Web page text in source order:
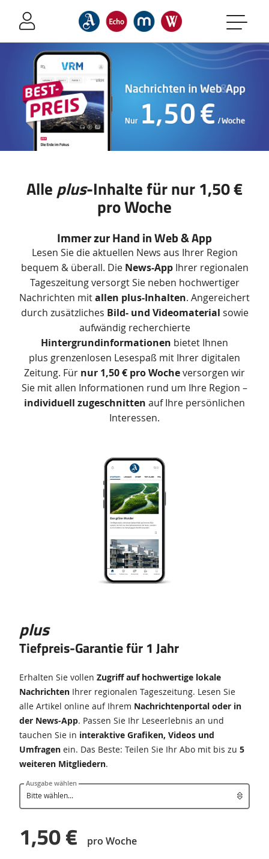
Sprung-
Navigation
Header
Inhalt
Footer
Alleplus-Inhalte für nur 1,50 €
pro Woche
Immer zur Hand in Web & App
Lesen Sie die aktuellen News aus Ihrer Region
bequem & überall. Die News-AppIhrer regionalen
Tageszeitung versorgt Sie neben hochwertiger
Nachrichten mitallen plus-Inhalten. Angereichert
durch zusätzliches Bild- und Videomaterial sowie
aufwändig recherchierte
Hintergrundinformationen bietet Ihnen
plus grenzenlosen Lesespaß mit Ihrer digitalen
Zeitung. Für nur 1,50 € pro Wocheversorgen wir
Sie mit allen Informationen rund um Ihre Region –
individuell zugeschnitten auf Ihre persönlichen
Interessen.
plus
Tiefpreis-Garantie für 1 Jahr
Erhalten Sie vollen Zugriff auf hochwertige lokale
Nachrichten Ihrer regionalen Tageszeitung. Lesen Sie
alle Artikel online auf Ihrem Nachrichtenportal oder in
der News-App. Passen Sie Ihr Leseerlebnis an und
tauchen Sie in interaktive Grafiken, Videos und
Umfragen ein. Das Beste: Teilen Sie Ihr Abo mit bis zu 5
weiteren Mitgliedern.
Ausgabe wählen
1,50 € pro Woche